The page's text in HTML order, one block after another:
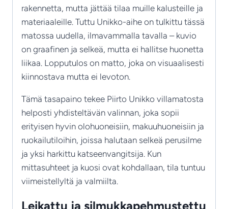
rakennetta, mutta jättää tilaa muille kalusteille ja
materiaaleille. Tuttu Unikko-aihe on tulkittu tässä
matossa uudella, ilmavammalla tavalla – kuvio
on graafinen ja selkeä, mutta ei hallitse huonetta
liikaa. Lopputulos on matto, joka on visuaalisesti
kiinnostava mutta ei levoton.
Tämä tasapaino tekee Piirto Unikko villamatosta
helposti yhdisteltävän valinnan, joka sopii
erityisen hyvin olohuoneisiin, makuuhuoneisiin ja
ruokailutiloihin, joissa halutaan selkeä perusilme
ja yksi harkittu katseenvangitsija. Kun
mittasuhteet ja kuosi ovat kohdallaan, tila tuntuu
viimeistellyltä ja valmiilta.
Leikattu ja silmukkapehmustettu